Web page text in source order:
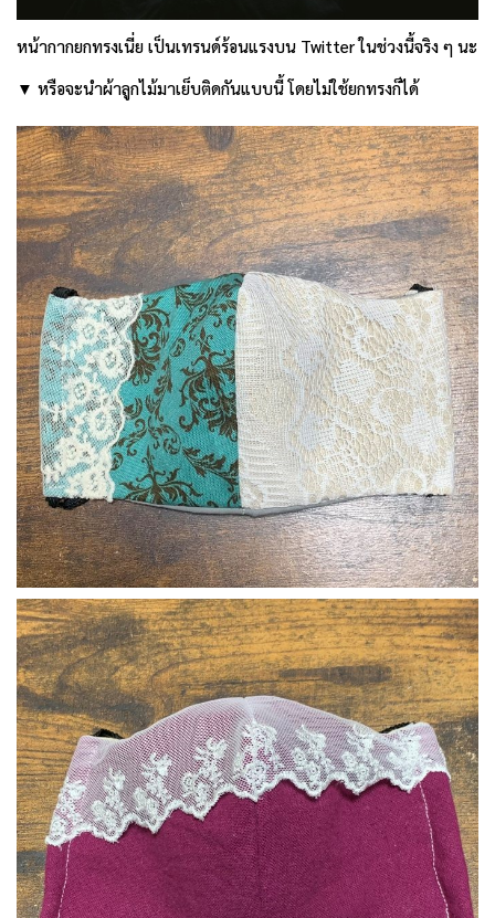
หน้ากากยกทรงเนี่ย เป็นเทรนด์ร้อนแรงบน Twitter ในช่วงนี้จริง ๆ นะ
▼ หรือจะนำผ้าลูกไม้มาเย็บติดกันแบบนี้ โดยไม่ใช้ยกทรงก็ได้